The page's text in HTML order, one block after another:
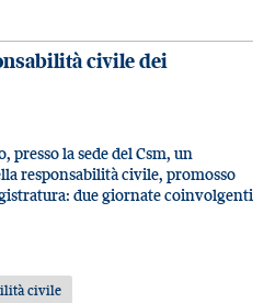
civile dei
presso la sede del Csm, un
responsabilità civile, promosso
due giornate coinvolgenti
civile